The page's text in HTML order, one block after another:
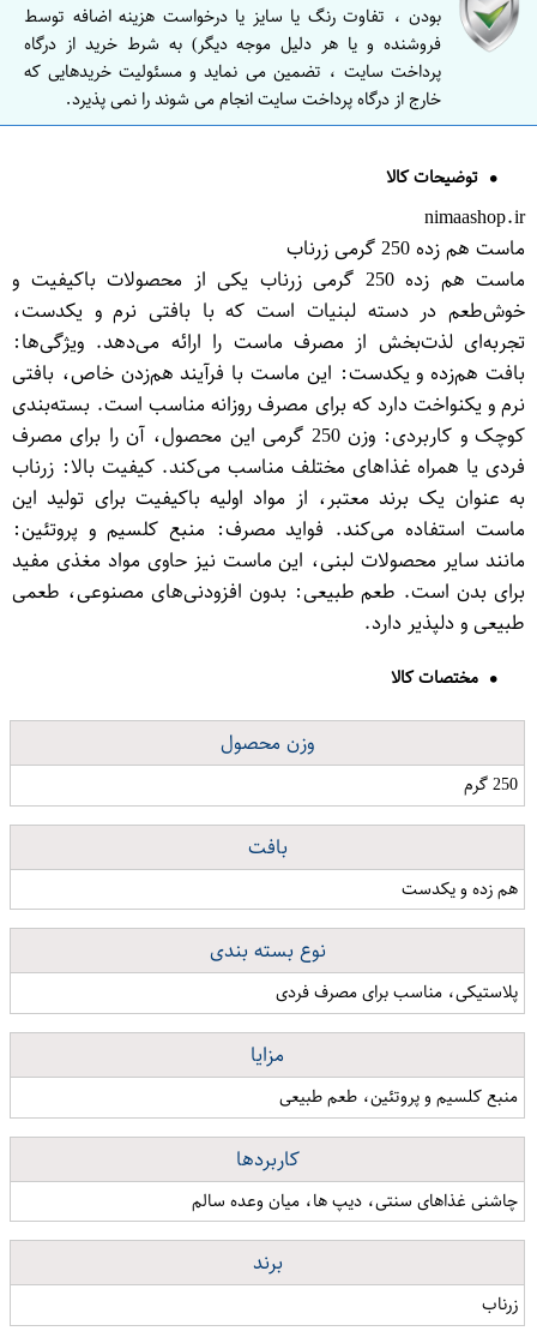
بودن ، تفاوت رنگ یا سایز یا درخواست هزینه اضافه توسط
فروشنده و یا هر دلیل موجه دیگر) به شرط خرید از درگاه
پرداخت سایت ، تضمین می نماید و مسئولیت خریدهایی که
خارج از درگاه پرداخت سایت انجام می شوند را نمی پذیرد.
توضیحات کالا
nimaashop.ir
ماست هم زده 250 گرمی زرناب
ماست هم زده 250 گرمی زرناب یکی از محصولات باکیفیت و
خوش‌طعم در دسته لبنیات است که با بافتی نرم و یکدست،
تجربه‌ای لذت‌بخش از مصرف ماست را ارائه می‌دهد. ویژگی‌ها:
بافت هم‌زده و یکدست: این ماست با فرآیند هم‌زدن خاص، بافتی
نرم و یکنواخت دارد که برای مصرف روزانه مناسب است. بسته‌بندی
کوچک و کاربردی: وزن 250 گرمی این محصول، آن را برای مصرف
فردی یا همراه غذاهای مختلف مناسب می‌کند. کیفیت بالا: زرناب
به عنوان یک برند معتبر، از مواد اولیه باکیفیت برای تولید این
ماست استفاده می‌کند. فواید مصرف: منبع کلسیم و پروتئین:
مانند سایر محصولات لبنی، این ماست نیز حاوی مواد مغذی مفید
برای بدن است. طعم طبیعی: بدون افزودنی‌های مصنوعی، طعمی
طبیعی و دلپذیر دارد.
مختصات کالا
وزن محصول
250 گرم
بافت
هم زده و یکدست
نوع بسته بندی
پلاستیکی، مناسب برای مصرف فردی
مزایا
منبع کلسیم و پروتئین، طعم طبیعی
کاربردها
چاشنی غذاهای سنتی، دیپ ها، میان وعده سالم
برند
زرناب